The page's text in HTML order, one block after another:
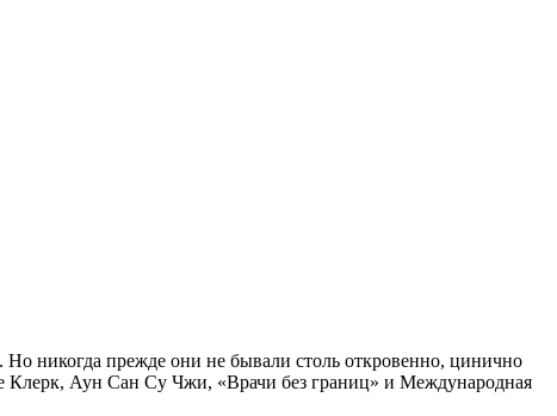
никогда прежде они не бывали столь откровенно, цинично
Клерк, Аун Сан Су Чжи, «Врачи без границ» и Международная